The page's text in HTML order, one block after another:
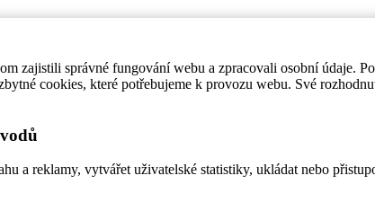
zajistili správné fungování webu a zpracovali osobní údaje.
cookies, které potřebujeme k provozu webu. Své
a reklamy, vytvářet uživatelské statistiky, ukládat nebo